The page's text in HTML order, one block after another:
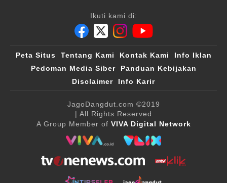
Ikuti kami di:
Peta Situs Tentang Kami Kontak Kami
Info Iklan
Pedoman Media Siber
Panduan Kebijakan
Disclaimer
Info Karir
JagoDangdut.com ©2019
| All Rights Reserved
A Group Member of VIVA Digital Network